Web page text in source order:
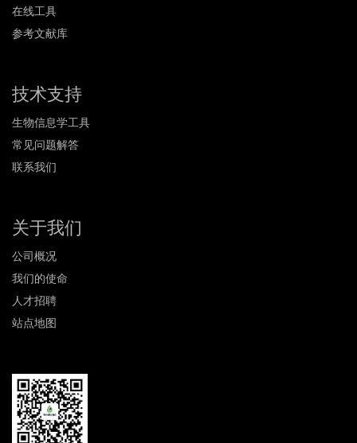
在线工具
参考文献库
技术支持
生物信息学工具
常见问题解答
联系我们
关于我们
公司概况
我们的使命
人才招聘
站点地图